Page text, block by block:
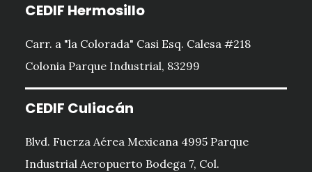
CEDIF Hermosillo
Carr. a "la Colorada" Casi Esq. Calesa #218
Colonia Parque Industrial, 83299
CEDIF Culiacán
Blvd. Fuerza Aérea Mexicana 4995 Parque
Industrial Aeropuerto Bodega 7, Col.